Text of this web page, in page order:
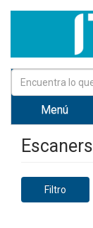
Menú
Escaners
Filtro